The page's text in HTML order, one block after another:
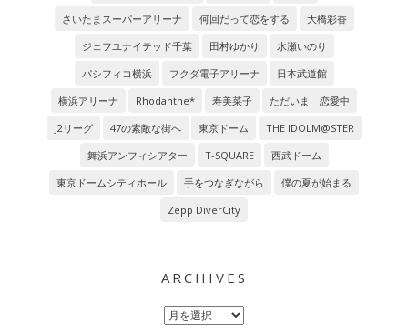
さいたまスーパーアリーナ
何回だって恋をする
大橋彩香
ジェフユナイテッド千葉
田村ゆかり
水瀬いのり
パシフィコ横浜
フクダ電子アリーナ
日本武道館
横浜アリーナ
Rhodanthe* 寿美菜子
ただいま 恋愛中
J2リーグ
47の素敵な街へ 東京ドーム
THE IDOLM@STER
舞浜アンフィシアター
T-SQUARE
西武ドーム
東京ドームシティホール
手をつなぎながら
僕の夏が始まる
Zepp DiverCity
ARCHIVES
Archives